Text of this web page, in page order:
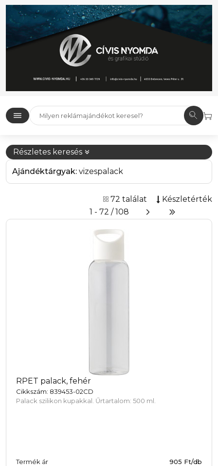
Részletes keresés
Ajándéktárgyak: vizespalack
72 találat
Készletérték
1 - 72 / 108
RPET palack, fehér
Cikkszám: 839453-02CD
Palack szilikon kupakkal. Űrtartalom: 500 ml.
Termék ár
905 Ft/db